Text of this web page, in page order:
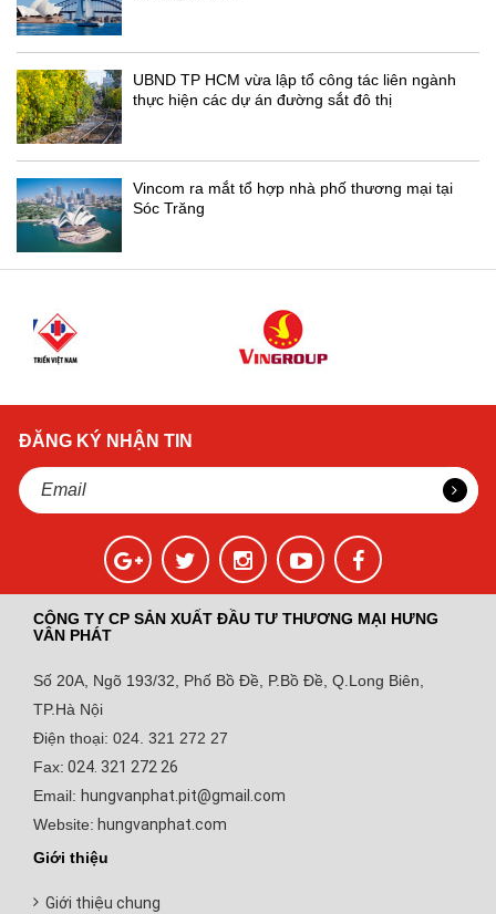
UBND TP HCM vừa lập tổ công tác liên ngành
thực hiện các dự án đường sắt đô thị
Vincom ra mắt tổ hợp nhà phố thương mại tại
Sóc Trăng
ĐĂNG KÝ NHẬN TIN
CÔNG TY CP SẢN XUẤT ĐẦU TƯ THƯƠNG MẠI HƯNG
VÂN PHÁT
Số 20A, Ngõ 193/32, Phố Bồ Đề, P.Bồ Đề, Q.Long Biên,
TP.Hà Nội
Điện thoại: 024. 321 272 27
Fax: 024. 321 272 26
Email: hungvanphat.pit@gmail.com
Website: hungvanphat.com
Giới thiệu
Giới thiệu chung